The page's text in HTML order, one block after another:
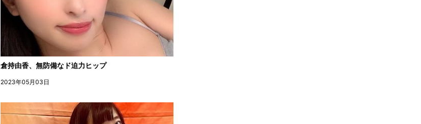
倉持由香、無防備なド迫力ヒップ
2023年05月03日